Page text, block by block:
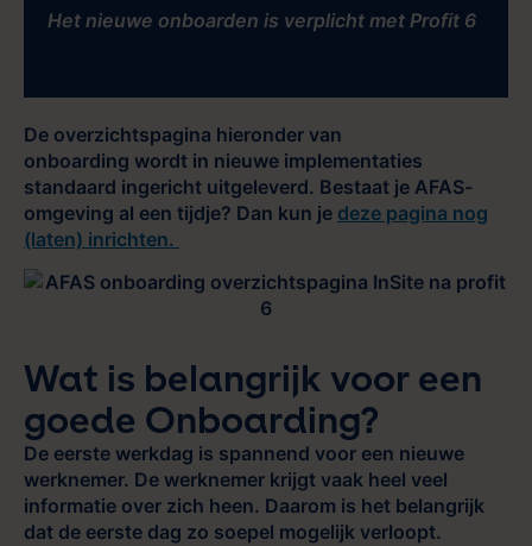
Het nieuwe onboarden is verplicht met Profit 6
De overzichtspagina hieronder van
onboarding wordt in nieuwe implementaties
standaard ingericht uitgeleverd. Bestaat je AFAS-
omgeving al een tijdje? Dan kun je deze pagina nog
(laten) inrichten.
Wat is belangrijk voor een
goede Onboarding?
De eerste werkdag is spannend voor een nieuwe
werknemer. De werknemer krijgt vaak heel veel
informatie over zich heen. Daarom is het belangrijk
dat de eerste dag zo soepel mogelijk verloopt.